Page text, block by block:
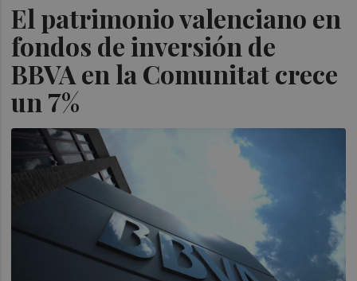
El patrimonio valenciano en
fondos de inversión de
BBVA en la Comunitat crece
un 7%